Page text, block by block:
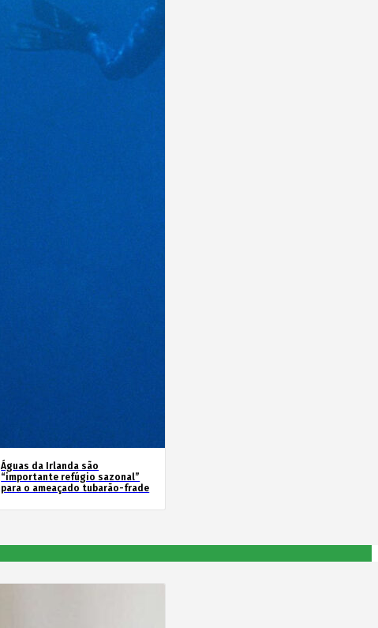
Águas da Irlanda são
“importante refúgio sazonal”
para o ameaçado tubarão-frade